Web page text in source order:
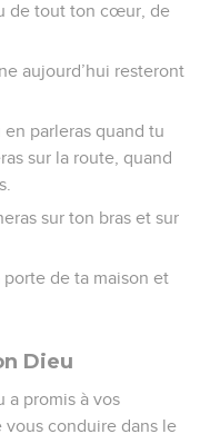
de tout ton cœur, de
aujourd’hui resteront
parleras quand tu
sur la route, quand
sur ton bras et sur
porte de ta maison et
Dieu
a promis à vos
vous conduire dans le